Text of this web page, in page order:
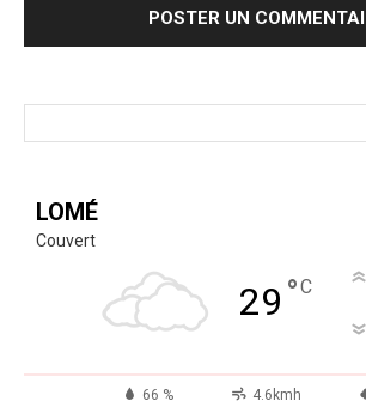
LOMÉ
Couvert
29 °C
66 % 4.6kmh